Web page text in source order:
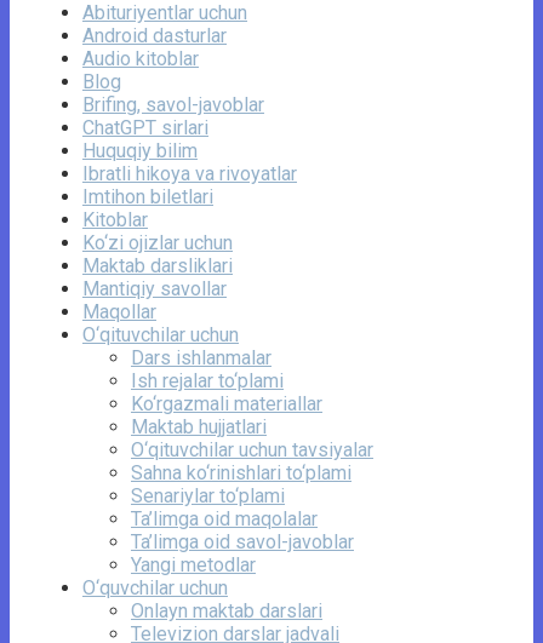
Abituriyentlar uchun
Android dasturlar
Audio kitoblar
Blog
Brifing, savol-javoblar
ChatGPT sirlari
Huquqiy bilim
Ibratli hikoya va rivoyatlar
Imtihon biletlari
Kitoblar
Ko‘zi ojizlar uchun
Maktab darsliklari
Mantiqiy savollar
Maqollar
O‘qituvchilar uchun
Dars ishlanmalar
Ish rejalar to‘plami
Ko‘rgazmali materiallar
Maktab hujjatlari
O‘qituvchilar uchun tavsiyalar
Sahna ko‘rinishlari to‘plami
Senariylar to‘plami
Ta’limga oid maqolalar
Ta’limga oid savol-javoblar
Yangi metodlar
O‘quvchilar uchun
Onlayn maktab darslari
Televizion darslar jadvali